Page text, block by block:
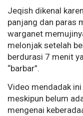
Jeqish dikenal
panjang dan paras
warganet
melonjak setelah
berdurasi 7 menit
“barbar”.
Video mendadak
meskipun belum
mengenai